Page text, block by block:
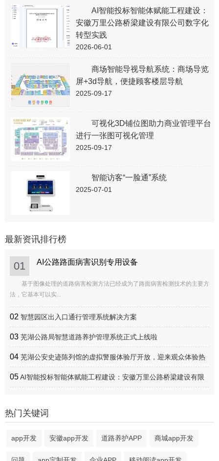
AI智能投标智能体赋能工程建设：
安徽万里公路桥梁建设有限公司数字化
转型实践
2026-06-01
商场智能导视导航系统：商场导览
屏+3d导航，便捷顾客楼层导航
2025-09-17
可视化3D铺位图助力商业管理平台
进行一张图可视化管理
2025-09-17
智能访客“一脸通”系统
2025-07-01
最新资讯排行榜
01 AI公路路面病害识别专用设备
基于图像处理的道路病害检测方法已经成为了路面病害检测技术的主要方
法，它基本可以实...
02 智慧园区出入口通行管理系统解决方案
03 芜湖公路局智慧道路养护管理系统正式上线啦
04 芜湖公安史迹陈列馆的虚拟警服体验厅开放，迎来观众体验热
潮
05AI智能投标智能体赋能工程建设：安徽万里公路桥梁建设有限
热门关键词
app开发 安徽app开发 道路养护APP 商城app开发